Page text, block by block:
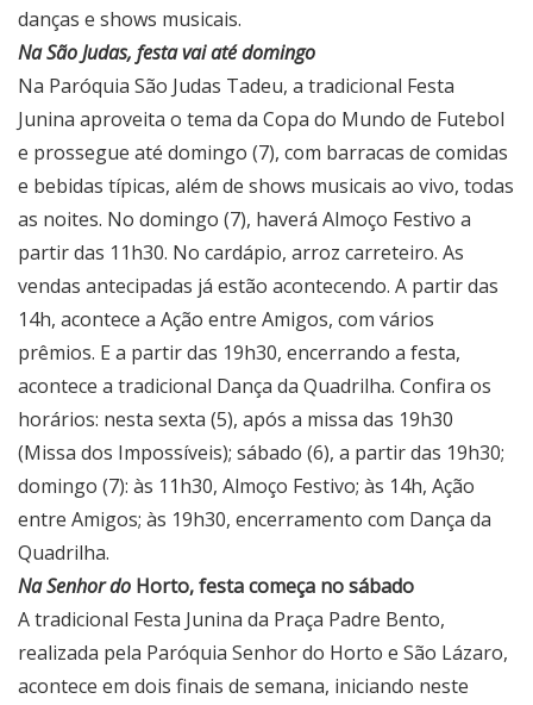
danças e shows musicais.
Na São Judas, festa vai até domingo
Na Paróquia São Judas Tadeu, a tradicional Festa
Junina aproveita o tema da Copa do Mundo de Futebol
e prossegue até domingo (7), com barracas de comidas
e bebidas típicas, além de shows musicais ao vivo, todas
as noites. No domingo (7), haverá Almoço Festivo a
partir das 11h30. No cardápio, arroz carreteiro. As
vendas antecipadas já estão acontecendo. A partir das
14h, acontece a Ação entre Amigos, com vários
prêmios. E a partir das 19h30, encerrando a festa,
acontece a tradicional Dança da Quadrilha. Confira os
horários: nesta sexta (5), após a missa das 19h30
(Missa dos Impossíveis); sábado (6), a partir das 19h30;
domingo (7): às 11h30, Almoço Festivo; às 14h, Ação
entre Amigos; às 19h30, encerramento com Dança da
Quadrilha.
Na Senhor do Horto, festa começa no sábado
A tradicional Festa Junina da Praça Padre Bento,
realizada pela Paróquia Senhor do Horto e São Lázaro,
acontece em dois finais de semana, iniciando neste